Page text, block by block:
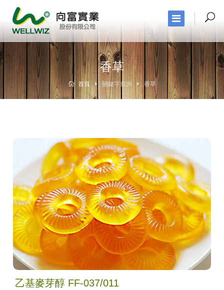
香草
首頁 關鍵字查詢 香草
乙基麥芽醇 FF-037/011